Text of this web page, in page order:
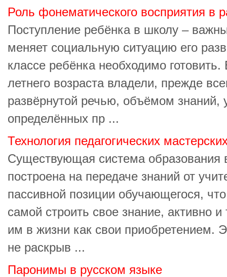
Роль фонематического восприятия в
Поступление ребёнка в школу –
меняет социальную ситуацию его
классе ребёнка необходимо
летнего возраста владели, прежде
развёрнутой речью, объёмом знаний,
определённых пр ...
Технология педагогических
Существующая система образования
построена на передаче знаний от
пассивной позиции обучающегося,
самой строить свое знание, активно и
им в жизни как свои приобретением.
не раскрыв ...
Паронимы в русском языке